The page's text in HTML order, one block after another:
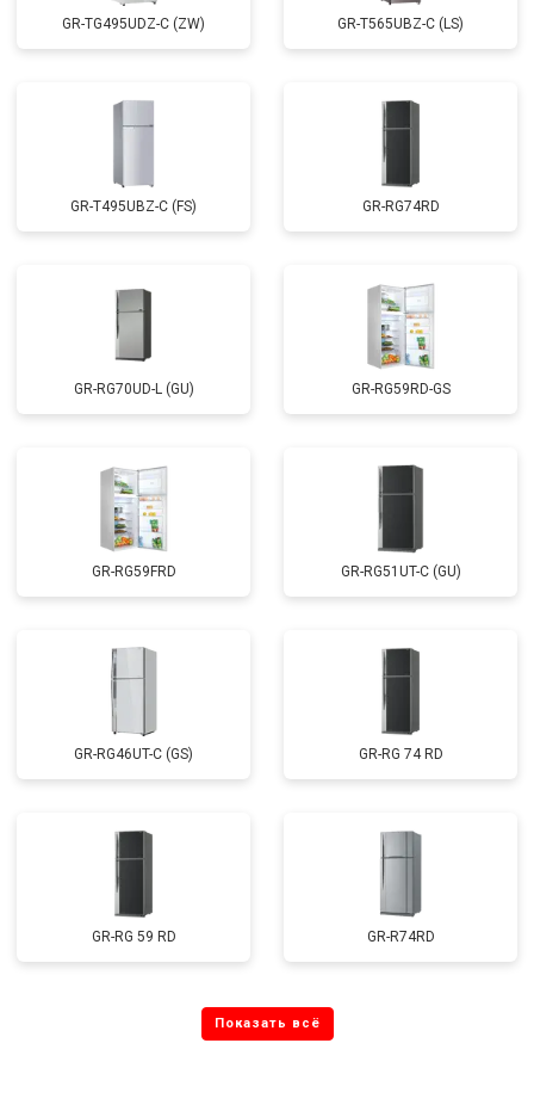
GR-TG495UDZ-C (ZW) GR-T565UBZ-C (LS)
GR-T495UBZ-C (FS) GR-RG74RD
GR-RG70UD-L (GU) GR-RG59RD-GS
GR-RG59FRD GR-RG51UT-C (GU)
GR-RG46UT-C (GS) GR-RG 74 RD
GR-RG 59 RD GR-R74RD